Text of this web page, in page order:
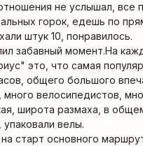
не услышал,
горок, едешь по
штук 10, понравилось.
забавный момент.На
это, что самая
общего большого
много велосипедистов,
широта размаха, в
велы.
старт основного